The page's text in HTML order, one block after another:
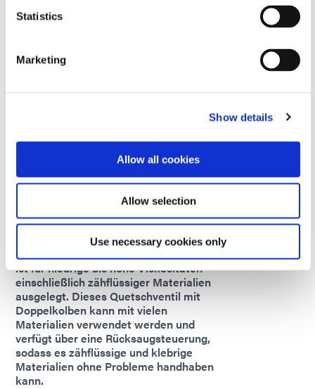
Statistics
Marketing
Show details
Allow all cookies
Allow selection
Use necessary cookies only
über eine Rücksaugsteuerung zur
sauberen Handhabung zähflüssiger und
Hauptmerkmal des Ventils ist sein
Einweg-Flüssigkeitsweg, der
Das normalerweise offene Einweg-
Flüssigkeitswegventil Modell 828 ist
und ermöglicht gleichzeitig eine
präzise Kontrolle der
Materialdurchflussrate. Dieses Produkt
ist für niedrige bis hohe Viskositäten
einschließlich zähflüssiger Materialien
ausgelegt. Dieses Quetschventil mit
Doppelkolben kann mit vielen
Materialien verwendet werden und
verfügt über eine Rücksaugsteuerung,
sodass es zähflüssige und klebrige
Materialien ohne Probleme handhaben
kann.